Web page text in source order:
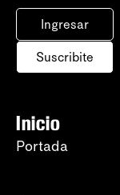
Ingresar
Suscribite
Inicio
Portada